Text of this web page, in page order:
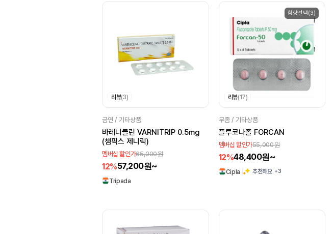
리뷰(3)
금연 / 기타상품
바레니클린 VARNITRIP 0.5mg
(챔픽스 제니릭)
멤버십 할인가65,000원
12%57,200원~
Tripada
함량선택(3)
리뷰(17)
무좀 / 기타상품
플루코나졸 FORCAN
멤버십 할인가55,000원
12%48,400원~
Cipla 추천해요 +3